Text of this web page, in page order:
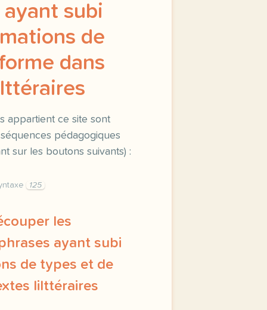
ayant subi
de
dans
appartient ce site sont
pédagogiques
sur les boutons suivants) :
125
les
ayant subi
de types et de
lilttéraires